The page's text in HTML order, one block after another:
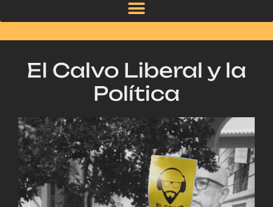
El Calvo Liberal y la
Política